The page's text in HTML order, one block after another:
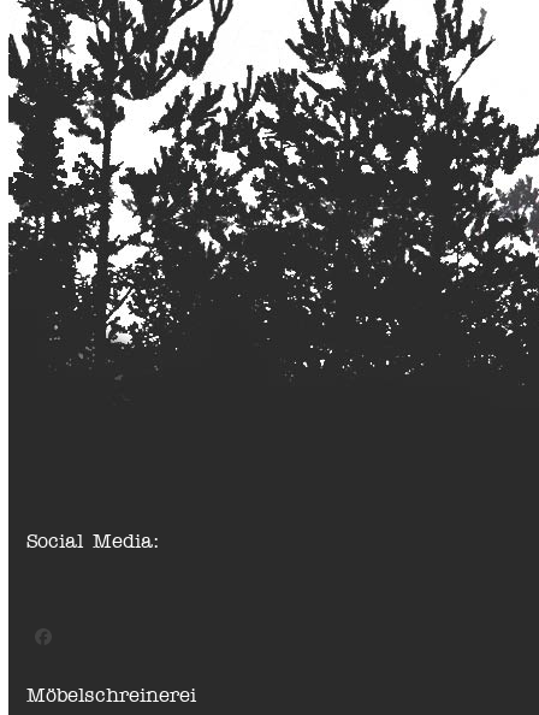
Social Media:
Möbelschreinerei